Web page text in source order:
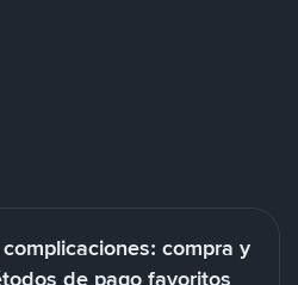
compra y
de pago favoritos